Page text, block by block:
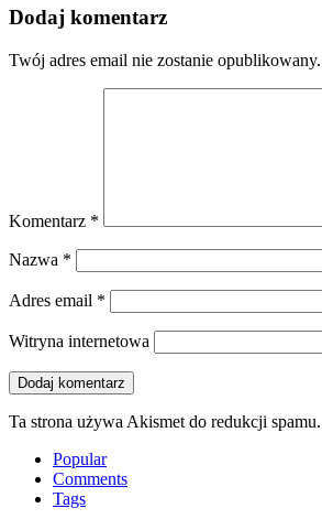
Dodaj komentarz
Twój adres email nie zostanie opublikowany.
Komentarz *
Nazwa *
Adres email *
Witryna internetowa
Ta strona używa Akismet do redukcji spamu.
Popular
Comments
Tags